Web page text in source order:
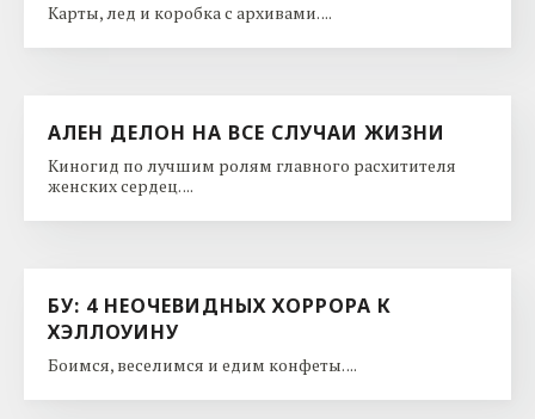
Карты, лед и коробка с архивами. ...
АЛЕН ДЕЛОН НА ВСЕ СЛУЧАИ ЖИЗНИ
Киногид по лучшим ролям главного расхитителя
женских сердец. ...
БУ: 4 НЕОЧЕВИДНЫХ ХОРРОРА К
ХЭЛЛОУИНУ
Боимся, веселимся и едим конфеты. ...